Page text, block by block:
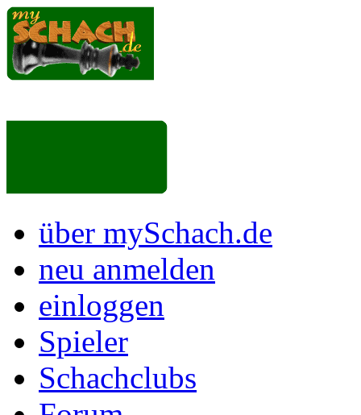
über mySchach.de
neu anmelden
einloggen
Spieler
Schachclubs